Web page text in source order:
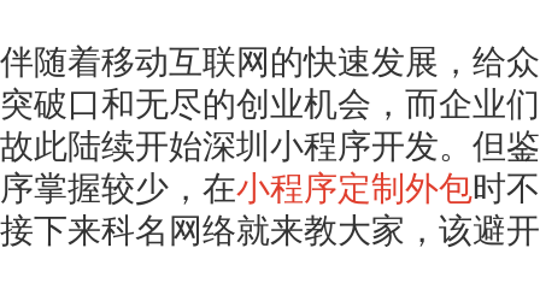
伴随着移动互联网的快速发展，给
突破口和无尽的创业机会，而企业
故此陆续开始深圳小程序开发。但
序掌握较少，在小程序定制外包时
接下来科名网络就来教大家，该避